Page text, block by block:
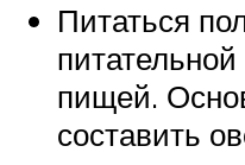
Питаться
пищей.
составить